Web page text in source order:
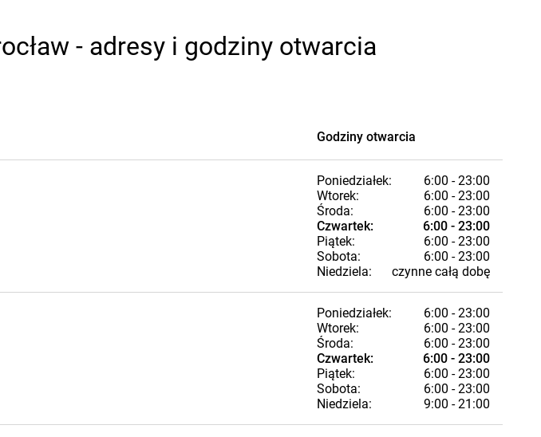
- adresy i godziny otwarcia
Godziny otwarcia
Poniedziałek:
6:00 - 23:00
Wtorek:
6:00 - 23:00
Środa:
6:00 - 23:00
Czwartek:
6:00 - 23:00
Piątek:
6:00 - 23:00
Sobota:
6:00 - 23:00
Niedziela:
czynne całą dobę
Poniedziałek:
6:00 - 23:00
Wtorek:
6:00 - 23:00
Środa:
6:00 - 23:00
Czwartek:
6:00 - 23:00
Piątek:
6:00 - 23:00
Sobota:
6:00 - 23:00
Niedziela:
9:00 - 21:00